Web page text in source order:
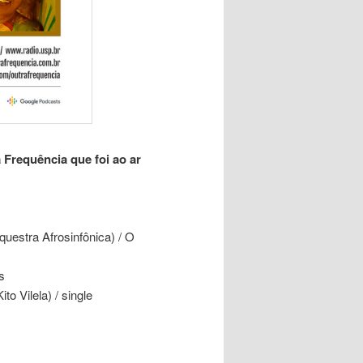
que foi ao ar
Afrosinfônica) / O
Vilela) / single